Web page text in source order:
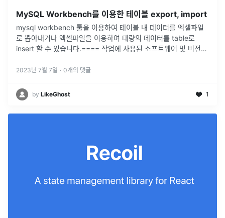
MySQL Workbench를 이용한 테이블 export, import
mysql workbench 툴을 이용하여 테이블 내 데이터를 엑셀파일
로 뽑아내거나 엑셀파일을 이용하여 대량의 데이터를 table로
insert 할 수 있습니다.==== 작업에 사용된 소프트웨어 및 버전
2023년 7월 7일 · 0개의 댓글
by LikeGhost 1